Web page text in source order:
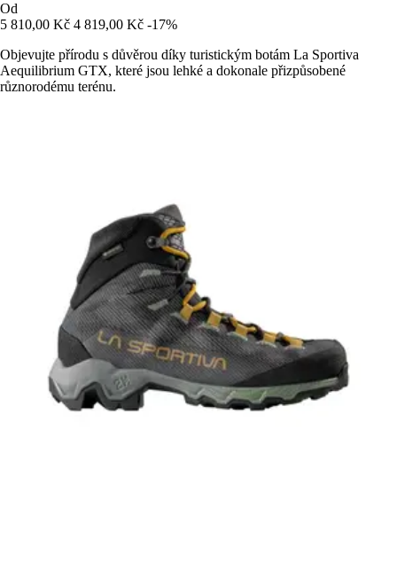
Od
5 810,00 Kč 4 819,00 Kč -17%
Objevujte přírodu s důvěrou díky turistickým botám La Sportiva
Aequilibrium GTX, které jsou lehké a dokonale přizpůsobené
různorodému terénu.